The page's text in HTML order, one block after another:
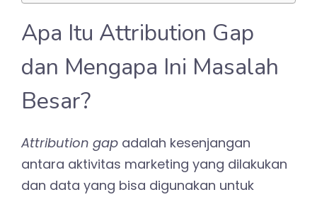
Apa Itu Attribution Gap
dan Mengapa Ini Masalah
Besar?
Attribution gap adalah kesenjangan
antara aktivitas marketing yang dilakukan
dan data yang bisa digunakan untuk